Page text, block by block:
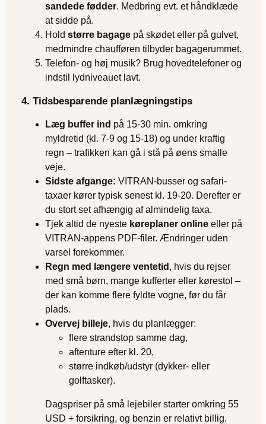
sandede fødder. Medbring evt. et håndklæde
at sidde på.
Hold større bagage på skødet eller på gulvet,
medmindre chaufføren tilbyder bagagerummet.
Telefon- og høj musik? Brug hovedtelefoner og
indstil lydniveauet lavt.
4. Tidsbesparende planlægningstips
Læg buffer ind på 15-30 min. omkring
myldretid (kl. 7-9 og 15-18) og under kraftig
regn – trafikken kan gå i stå på øens smalle
veje.
Sidste afgange: VITRAN-busser og safari-
taxaer kører typisk senest kl. 19-20. Derefter er
du stort set afhængig af almindelig taxa.
Tjek altid de nyeste køreplaner online eller på
VITRAN-appens PDF-filer. Ændringer uden
varsel forekommer.
Regn med længere ventetid , hvis du rejser
med små børn, mange kufferter eller kørestol –
der kan komme flere fyldte vogne, før du får
plads.
Overvej billeje, hvis du planlægger:
flere strandstop samme dag,
aftenture efter kl. 20,
større indkøb/udstyr (dykker- eller
golftasker).
Dagspriser på små lejebiler starter omkring 55
USD + forsikring, og benzin er relativt billig.